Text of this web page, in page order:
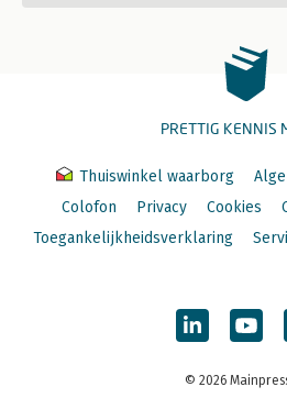
PRETTIG KENNIS
Thuiswinkel waarborg
Colofon
Privacy Cookies
Toegankelijkheidsverklaring
© 2026